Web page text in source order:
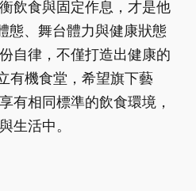
飲食與固定作息，才是他
態、舞台體力與健康狀態
自律，不僅打造出健康的
有機食堂，希望旗下藝
有相同標準的飲食環境，
生活中。